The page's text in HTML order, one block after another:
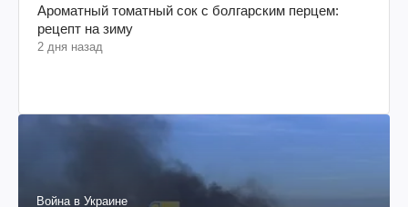
Ароматный томатный сок с болгарским перцем:
рецепт на зиму
2 дня назад
Война в Украине